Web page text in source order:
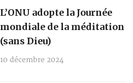
L’ONU adopte la Journée
mondiale de la méditation
(sans Dieu)
10 décembre 2024